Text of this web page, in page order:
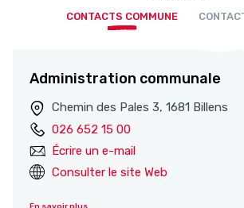
CONTACTS COMMUNE
Administration communale
Chemin des Pales 3, 1681 Billens
026 652 15 00
Écrire un e-mail
Consulter le site Web